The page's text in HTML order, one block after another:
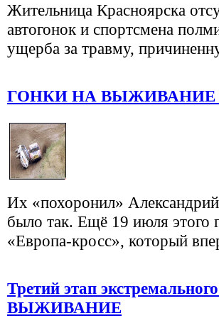
Жительница Красноярска
автогонок и спортсмена
ущерба за травму,
ГОНКИ НА
Их «похоронил»
было так. Ещё 19 июля этого
«Европа-кросс», который
Третий этап
ВЫЖИВАНИЕ